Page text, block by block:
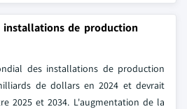
installations de production
des installations de production
de dollars en 2024 et devrait
2025 et 2034. L'augmentation de la